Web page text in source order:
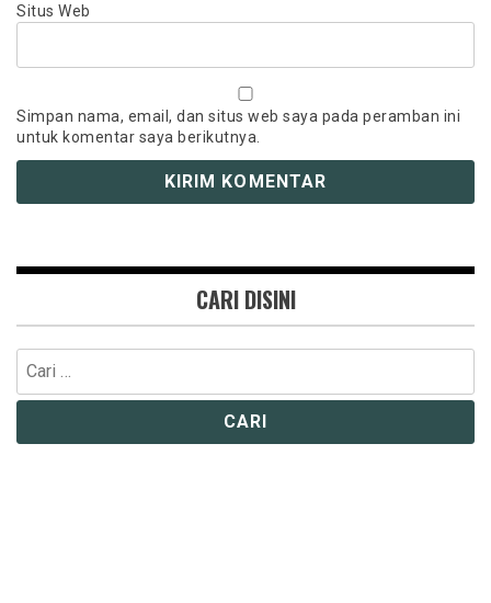
Situs Web
Simpan nama, email, dan situs web saya pada peramban ini
untuk komentar saya berikutnya.
CARI DISINI
Cari
untuk: